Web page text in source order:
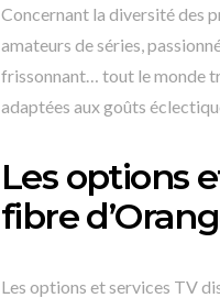
Concernant la diversité des
amateurs de séries,
frissonnant… tout le monde
adaptées aux goûts
Les options
fibre
Les options et services TV